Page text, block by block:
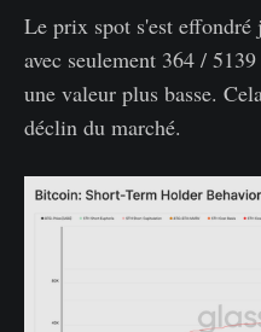
Le prix spot s'est effondré
avec seulement 364 /
une valeur plus basse.
déclin du marché.